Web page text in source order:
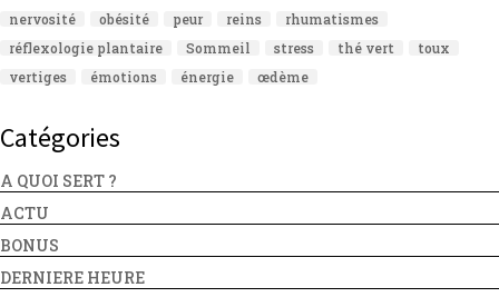
nervosité
obésité peur reins
rhumatismes
réflexologie plantaire
Sommeil stress thé vert
toux
vertiges
émotions énergie œdème
Catégories
A QUOI SERT ?
ACTU
BONUS
DERNIERE HEURE